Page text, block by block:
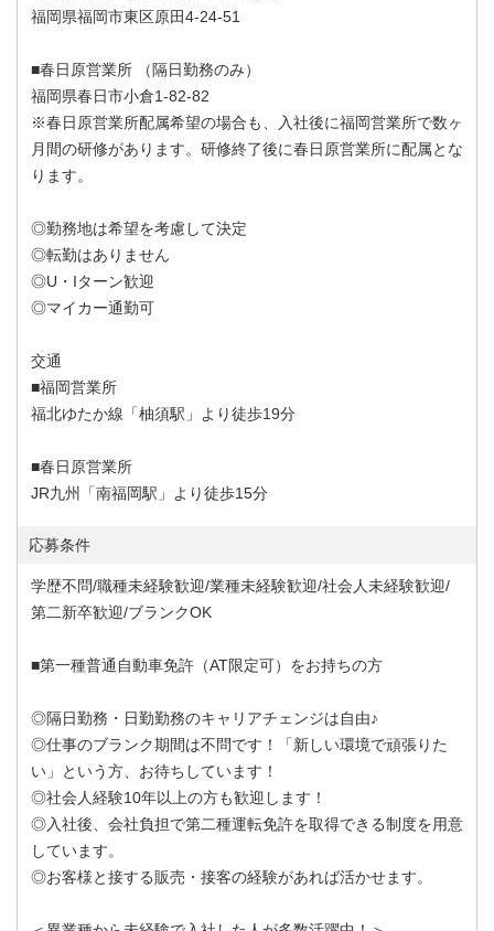
福岡県福岡市東区原田4-24-51
■春日原営業所 （隔日勤務のみ）
福岡県春日市小倉1-82-82
※春日原営業所配属希望の場合も、入社後に福岡営業所で数ヶ
月間の研修があります。研修終了後に春日原営業所に配属とな
ります。
◎勤務地は希望を考慮して決定
◎転勤はありません
◎U・Iターン歓迎
◎マイカー通勤可
交通
■福岡営業所
福北ゆたか線「柚須駅」より徒歩19分
■春日原営業所
JR九州「南福岡駅」より徒歩15分
応募条件
学歴不問/職種未経験歓迎/業種未経験歓迎/社会人未経験歓迎/
第二新卒歓迎/ブランクOK
■第一種普通自動車免許（AT限定可）をお持ちの方
◎隔日勤務・日勤勤務のキャリアチェンジは自由♪
◎仕事のブランク期間は不問です！「新しい環境で頑張りた
い」という方、お待ちしています！
◎社会人経験10年以上の方も歓迎します！
◎入社後、会社負担で第二種運転免許を取得できる制度を用意
しています。
◎お客様と接する販売・接客の経験があれば活かせます。